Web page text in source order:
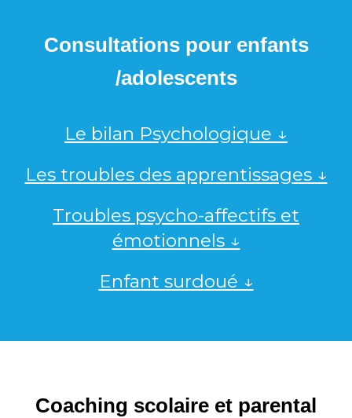
Consultations pour enfants
/adolescents
Le bilan Psychologique ↓
Les troubles des apprentissages ↓
Troubles psycho-affectifs et
émotionnels ↓
Enfant surdoué ↓
Coaching scolaire et parental